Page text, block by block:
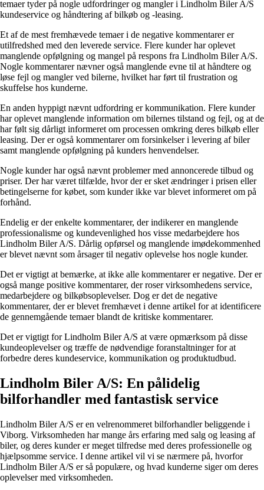
temaer tyder på nogle udfordringer og mangler i Lindholm Biler A/S
kundeservice og håndtering af bilkøb og -leasing.
Et af de mest fremhævede temaer i de negative kommentarer er
utilfredshed med den leverede service. Flere kunder har oplevet
manglende opfølgning og mangel på respons fra Lindholm Biler A/S.
Nogle kommentarer nævner også manglende evne til at håndtere og
løse fejl og mangler ved bilerne, hvilket har ført til frustration og
skuffelse hos kunderne.
En anden hyppigt nævnt udfordring er kommunikation. Flere kunder
har oplevet manglende information om bilernes tilstand og fejl, og at de
har følt sig dårligt informeret om processen omkring deres bilkøb eller
leasing. Der er også kommentarer om forsinkelser i levering af biler
samt manglende opfølgning på kunders henvendelser.
Nogle kunder har også nævnt problemer med annoncerede tilbud og
priser. Der har været tilfælde, hvor der er sket ændringer i prisen eller
betingelserne for købet, som kunder ikke var blevet informeret om på
forhånd.
Endelig er der enkelte kommentarer, der indikerer en manglende
professionalisme og kundevenlighed hos visse medarbejdere hos
Lindholm Biler A/S. Dårlig opførsel og manglende imødekommenhed
er blevet nævnt som årsager til negativ oplevelse hos nogle kunder.
Det er vigtigt at bemærke, at ikke alle kommentarer er negative. Der er
også mange positive kommentarer, der roser virksomhedens service,
medarbejdere og bilkøbsoplevelser. Dog er det de negative
kommentarer, der er blevet fremhævet i denne artikel for at identificere
de gennemgående temaer blandt de kritiske kommentarer.
Det er vigtigt for Lindholm Biler A/S at være opmærksom på disse
kundeoplevelser og træffe de nødvendige foranstaltninger for at
forbedre deres kundeservice, kommunikation og produktudbud.
Lindholm Biler A/S: En pålidelig
bilforhandler med fantastisk service
Lindholm Biler A/S er en velrenommeret bilforhandler beliggende i
Viborg. Virksomheden har mange års erfaring med salg og leasing af
biler, og deres kunder er meget tilfredse med deres professionelle og
hjælpsomme service. I denne artikel vil vi se nærmere på, hvorfor
Lindholm Biler A/S er så populære, og hvad kunderne siger om deres
oplevelser med virksomheden.